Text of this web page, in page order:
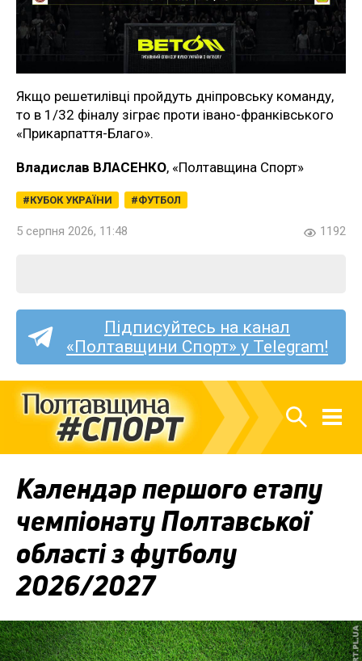
Якщо решетилівці пройдуть дніпровську команду,
то в 1/32 фіналу зіграє проти івано-франківського
«Прикарпаття-Благо».
Владислав ВЛАСЕНКО, «Полтавщина Спорт»
КУБОК УКРАЇНИ ФУТБОЛ
5 серпня 2026, 11:48 1192
Підписуйтесь на канал
«Полтавщини Спорт» у Telegram!
Календар першого етапу
чемпіонату Полтавської
області з футболу
2026/2027